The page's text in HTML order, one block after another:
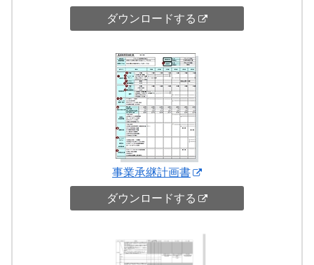
ダウンロードする
事業承継計画書
ダウンロードする